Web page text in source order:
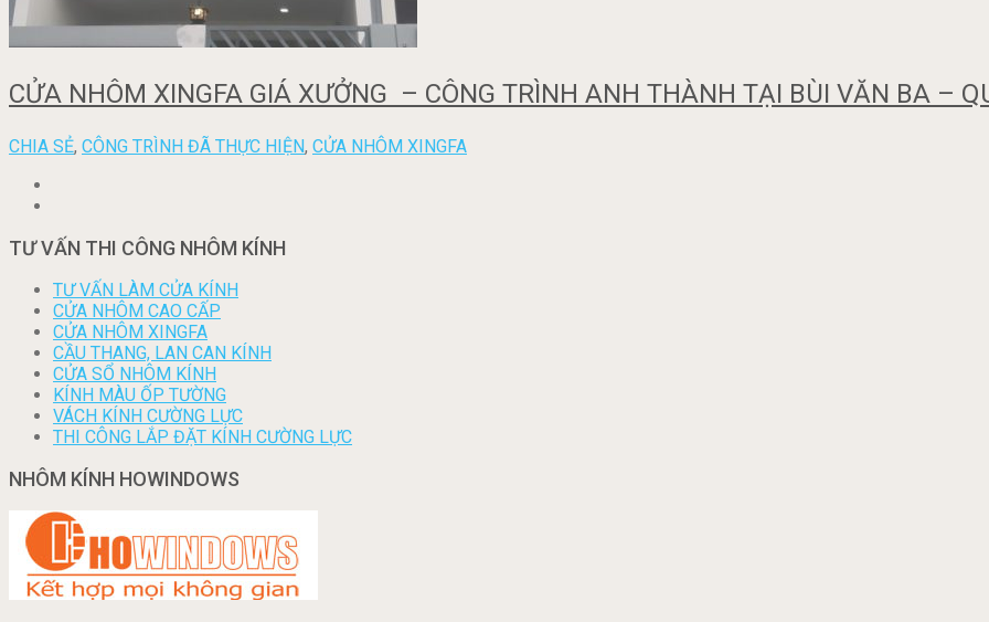
CỬA NHÔM XINGFA GIÁ XƯỞNG – CÔNG TRÌNH ANH THÀNH TẠI BÙI VĂN BA –
CHIA SẺ, CÔNG TRÌNH ĐÃ THỰC HIỆN, CỬA NHÔM XINGFA
TƯ VẤN THI CÔNG NHÔM KÍNH
TƯ VẤN LÀM CỬA KÍNH
CỬA NHÔM CAO CẤP
CỬA NHÔM XINGFA
CẦU THANG, LAN CAN KÍNH
CỬA SỔ NHÔM KÍNH
KÍNH MÀU ỐP TƯỜNG
VÁCH KÍNH CƯỜNG LỰC
THI CÔNG LẮP ĐẶT KÍNH CƯỜNG LỰC
NHÔM KÍNH HOWINDOWS